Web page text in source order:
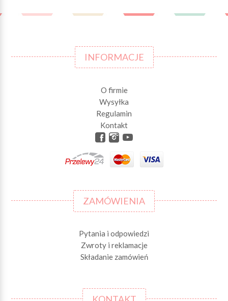
INFORMACJE
O firmie
Wysyłka
Regulamin
Kontakt
ZAMÓWIENIA
Pytania i odpowiedzi
Zwroty i reklamacje
Składanie zamówień